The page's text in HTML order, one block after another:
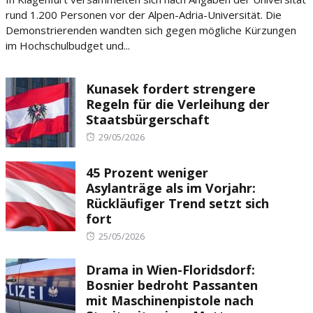
rund 1.200 Personen vor der Alpen-Adria-Universität. Die
Demonstrierenden wandten sich gegen mögliche Kürzungen
im Hochschulbudget und...
Kunasek fordert strengere
Regeln für die Verleihung der
Staatsbürgerschaft
Posted
29/05/2026
45 Prozent weniger
Asylanträge als im Vorjahr:
Rückläufiger Trend setzt sich
fort
Posted
25/05/2026
Drama in Wien-Floridsdorf:
Bosnier bedroht Passanten
mit Maschinenpistole nach